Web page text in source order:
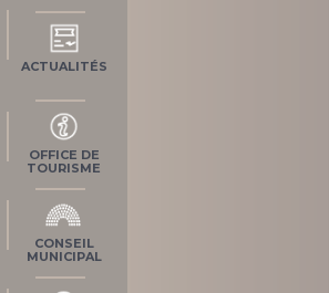
ACTUALITÉS
OFFICE DE
TOURISME
CONSEIL
MUNICIPAL